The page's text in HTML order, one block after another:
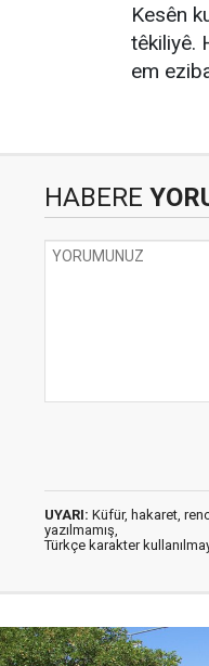
Kesên
têkiliyê.
em
HABERE
UYARI: Küfür, hakaret,
yazılmamış,
Türkçe karakter